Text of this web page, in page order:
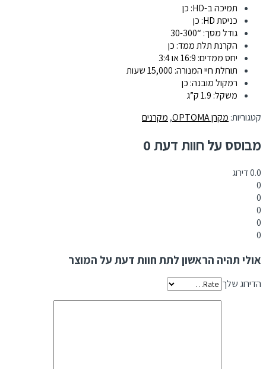
תמיכה ב-HD: כן
כניסת HD: כן
גודל מסך: “30-300
הקרנת תלת ממד: כן
יחס ממדים: 16:9 או 3:4
תוחלת חיי המנורה: 15,000 שעות
רמקול מובנה: כן
משקל: 1.9 ק”ג
קטגוריות:מקרן OPTOMA ,מקרנים
מבוסס על חוות דעת 0
0.0דירוג
אולי תהיה הראשון לתת חוות דעת על המוצר
הדירוג שלך